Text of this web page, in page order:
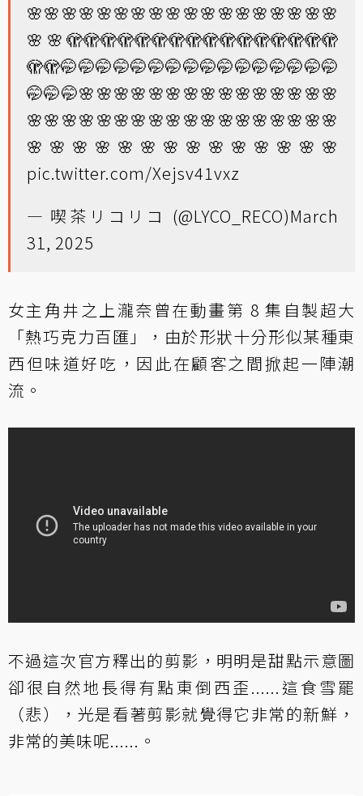
🌸🌸🌸🌸🌸🌸🌸🌸🌸🌸🌸🌸🌸🌸🌸🌸🌸🌸
🌸🌸🫣🫣🫣🫣🫣🫣🫣🫣🫣🫣🫣🫣🫣🫣🫣🫣
🫣🫣🤭🤭🤭🤭🤭🤭🤭🤭🤭🤭🤭🤭🤭🤭🤭🤭
🤭🤭🤭🌸🌸🌸🌸🌸🌸🌸🌸🌸🌸🌸🌸🌸🌸🌸
🌸🌸🌸🌸🌸🌸🌸🌸🌸🌸🌸🌸🌸🌸🌸🌸🌸🌸
🌸🌸🌸🌸🌸🌸🌸🌸🌸🌸🌸🌸🌸🌸
pic.twitter.com/Xejsv41vxz
— 喫茶リコリコ (@LYCO_RECO)March
31, 2025
女主角井之上瀧奈曾在動畫第 8 集自製超大
「熱巧克力百匯」，由於形狀十分形似某種東
西但味道好吃，因此在顧客之間掀起一陣潮
流。
不過這次官方釋出的剪影，明明是甜點示意圖
卻很自然地長得有點東倒西歪......這食雪罷
（悲），光是看著剪影就覺得它非常的新鮮，
非常的美味呢......。